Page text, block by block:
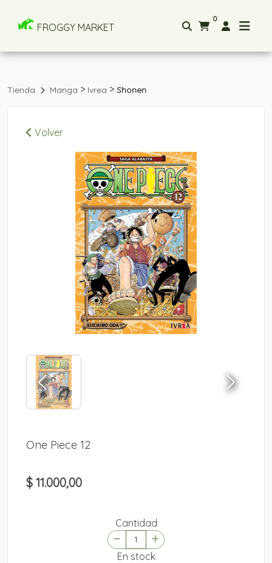
FROGGY MARKET
0
Tienda Manga > Ivrea > Shonen
Volver
One Piece 12
$ 11.000,00
Cantidad
En stock